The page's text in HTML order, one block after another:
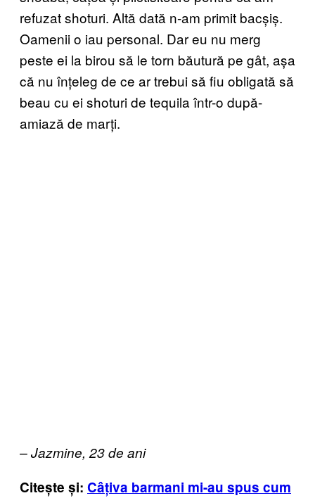
refuzat shoturi. Altă dată n-am primit bacșiș.
Oamenii o iau personal. Dar eu nu merg
peste ei la birou să le torn băutură pe gât, așa
că nu înțeleg de ce ar trebui să fiu obligată să
beau cu ei shoturi de tequila într-o după-
amiază de marți.
– Jazmine, 23 de ani
Citește și: Câțiva barmani mi-au spus cum